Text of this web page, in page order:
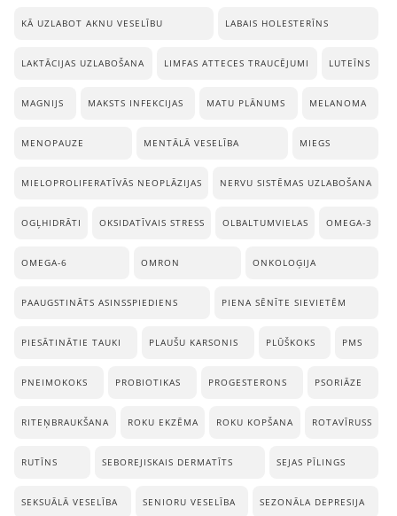
KĀ UZLABOT AKNU VESELĪBU LABAIS HOLESTERĪNS
LAKTĀCIJAS UZLABOŠANA LIMFAS ATTECES TRAUCĒJUMI LUTEĪNS
MAGNIJS MAKSTS INFEKCIJAS MATU PLĀNUMS MELANOMA
MENOPAUZE MENTĀLĀ VESELĪBA MIEGS
MIELOPROLIFERATĪVĀS NEOPLĀZIJAS NERVU SISTĒMAS UZLABOŠANA
OGĻHIDRĀTI OKSIDATĪVAIS STRESS OLBALTUMVIELAS OMEGA-3
OMEGA-6 OMRON ONKOLOĢIJA
PAAUGSTINĀTS ASINSSPIEDIENS PIENA SĒNĪTE SIEVIETĒM
PIESĀTINĀTIE TAUKI PLAUŠU KARSONIS PLŪŠKOKS PMS
PNEIMOKOKS PROBIOTIKAS PROGESTERONS PSORIĀZE
RITEŅBRAUKŠANA ROKU EKZĒMA ROKU KOPŠANA ROTAVĪRUSS
RUTĪNS SEBOREJISKAIS DERMATĪTS SEJAS PĪLINGS
SEKSUĀLĀ VESELĪBA SENIORU VESELĪBA SEZONĀLA DEPRESIJA